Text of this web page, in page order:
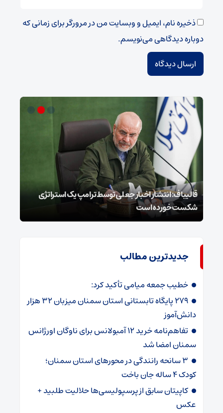
ذخیره نام، ایمیل و وبسایت من در مرورگر برای زمانی که
دوباره دیدگاهی می‌نویسم.
قالیباف: انتشار اخبار جعلی توسط ترامپ یک استراتژی
شکست خورده است
جدیدترین مطالب
خطیب جمعه میامی تأکید کرد:
۲۷۹ پایگاه تابستانی استان سمنان میزبان ۳۲ هزار
دانش‌آموز
تفاهم‌نامه خرید ۱۲ آمبولانس برای ناوگان اورژانس
سمنان امضا شد
۳ سانحه رانندگی در محورهای استان سمنان؛
کودک ۴ ساله جان باخت
کاپیتان سابق از پرسپولیسی‌ها حلالیت طلبید +
عکس